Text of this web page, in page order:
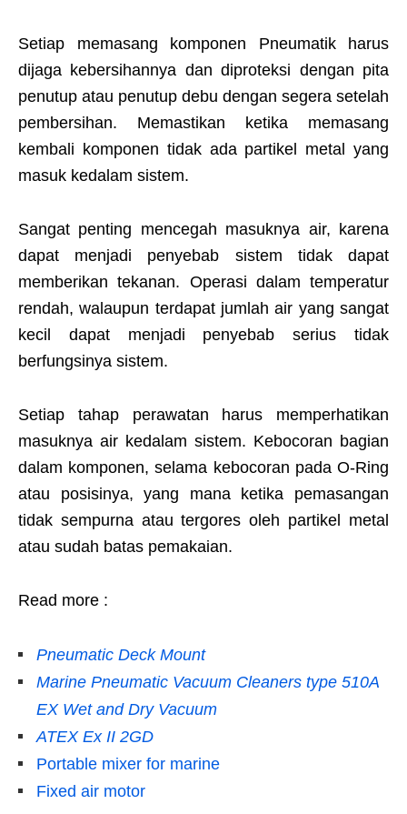
Setiap memasang komponen Pneumatik harus
dijaga kebersihannya dan diproteksi dengan pita
penutup atau penutup debu dengan segera setelah
pembersihan. Memastikan ketika memasang
kembali komponen tidak ada partikel metal yang
masuk kedalam sistem.
Sangat penting mencegah masuknya air, karena
dapat menjadi penyebab sistem tidak dapat
memberikan tekanan. Operasi dalam temperatur
rendah, walaupun terdapat jumlah air yang sangat
kecil dapat menjadi penyebab serius tidak
berfungsinya sistem.
Setiap tahap perawatan harus memperhatikan
masuknya air kedalam sistem. Kebocoran bagian
dalam komponen, selama kebocoran pada O-Ring
atau posisinya, yang mana ketika pemasangan
tidak sempurna atau tergores oleh partikel metal
atau sudah batas pemakaian.
Read more :
Pneumatic Deck Mount
Marine Pneumatic Vacuum Cleaners type 510A
EX Wet and Dry Vacuum
ATEX Ex II 2GD
Portable mixer for marine
Fixed air motor